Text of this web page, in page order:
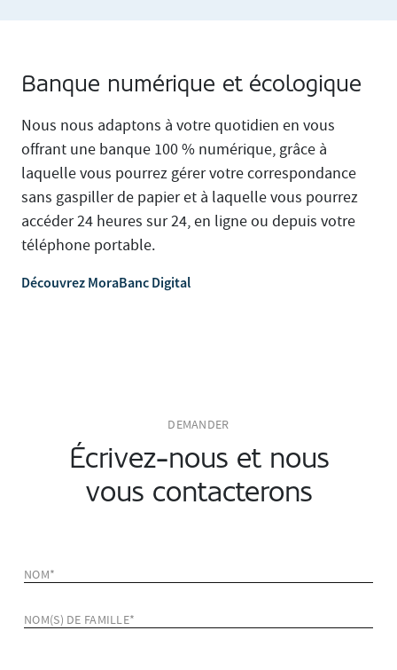
Banque numérique et écologique
Nous nous adaptons à votre quotidien en vous
offrant une banque 100 % numérique, grâce à
laquelle vous pourrez gérer votre correspondance
sans gaspiller de papier et à laquelle vous pourrez
accéder 24 heures sur 24, en ligne ou depuis votre
téléphone portable.
Découvrez MoraBanc Digital
DEMANDER
Écrivez-nous et nous
vous contacterons
NOM*
NOM(S) DE FAMILLE*